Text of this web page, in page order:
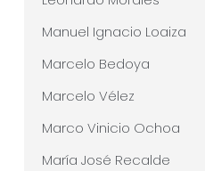
Manuel Ignacio Loaiza
Marcelo Bedoya
Marcelo Vélez
Marco Vinicio Ochoa
María José Recalde